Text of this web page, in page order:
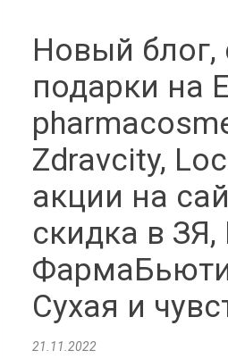
Новый блог,
подарки на
Zdravcity,
акции на
скидка в ЗЯ,
Сухая и
21.11.2022